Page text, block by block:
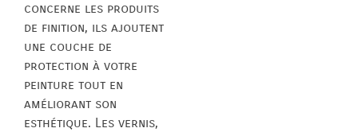
concerne les produits
de finition, ils ajoutent
une couche de
protection à votre
peinture tout en
améliorant son
esthétique. Les vernis,